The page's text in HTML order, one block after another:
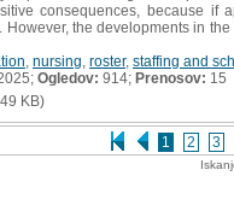
1 2 3
consequences, because if
However, the developments in
nursing roster, staffing and
Ogledov: 914; Prenosov: 15
KB)